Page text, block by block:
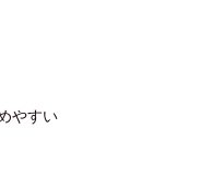
やすい